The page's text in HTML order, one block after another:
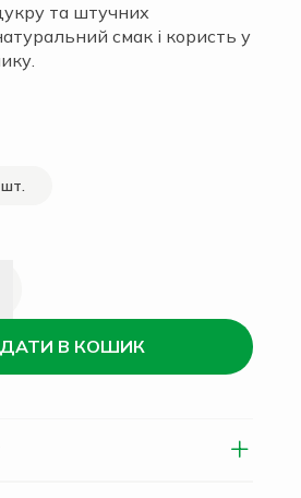
та штучних
смак і користь у
В КОШИК